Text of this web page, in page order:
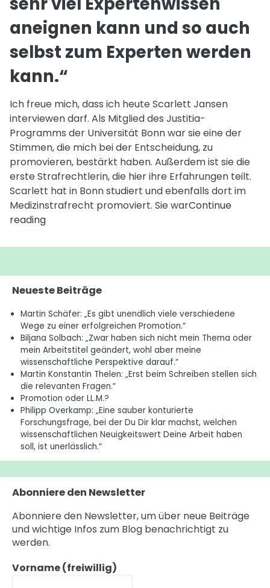
aneignen kann und so auch
selbst zum Experten werden
kann.“
Ich freue mich, dass ich heute Scarlett Jansen
interviewen darf. Als Mitglied des Justitia-
Programms der Universität Bonn war sie eine der
Stimmen, die mich bei der Entscheidung, zu
promovieren, bestärkt haben. Außerdem ist sie die
erste Strafrechtlerin, die hier ihre Erfahrungen teilt.
Scarlett hat in Bonn studiert und ebenfalls dort im
Medizinstrafrecht promoviert. Sie warContinue
reading„Die
hat
gelehrt,
dass
mir
sehr
viel
Expertenwissen
aneignen
kann
und
so
auch
selbst
zum
Experten
werden
kann.“
Neueste Beiträge
Martin Schäfer: „Es gibt unendlich viele verschiedene
Wege zu einer erfolgreichen Promotion.“
Biljana Solbach: „Zwar haben sich nicht mein Thema oder
mein Arbeitstitel geändert, wohl aber meine
wissenschaftliche Perspektive darauf.“
Martin Konstantin Thelen: „Erst beim Schreiben stellen sich
die relevanten Fragen.“
Promotion oder LL.M.?
Philipp Overkamp: „Eine sauber konturierte
Forschungsfrage, bei der Du Dir klar machst, welchen
wissenschaftlichen Neuigkeitswert Deine Arbeit haben
soll, ist unerlässlich.“
Abonniere den Newsletter
Abonniere den Newsletter, um über neue Beiträge
und wichtige Infos zum Blog benachrichtigt zu
werden.
Vorname (freiwillig)